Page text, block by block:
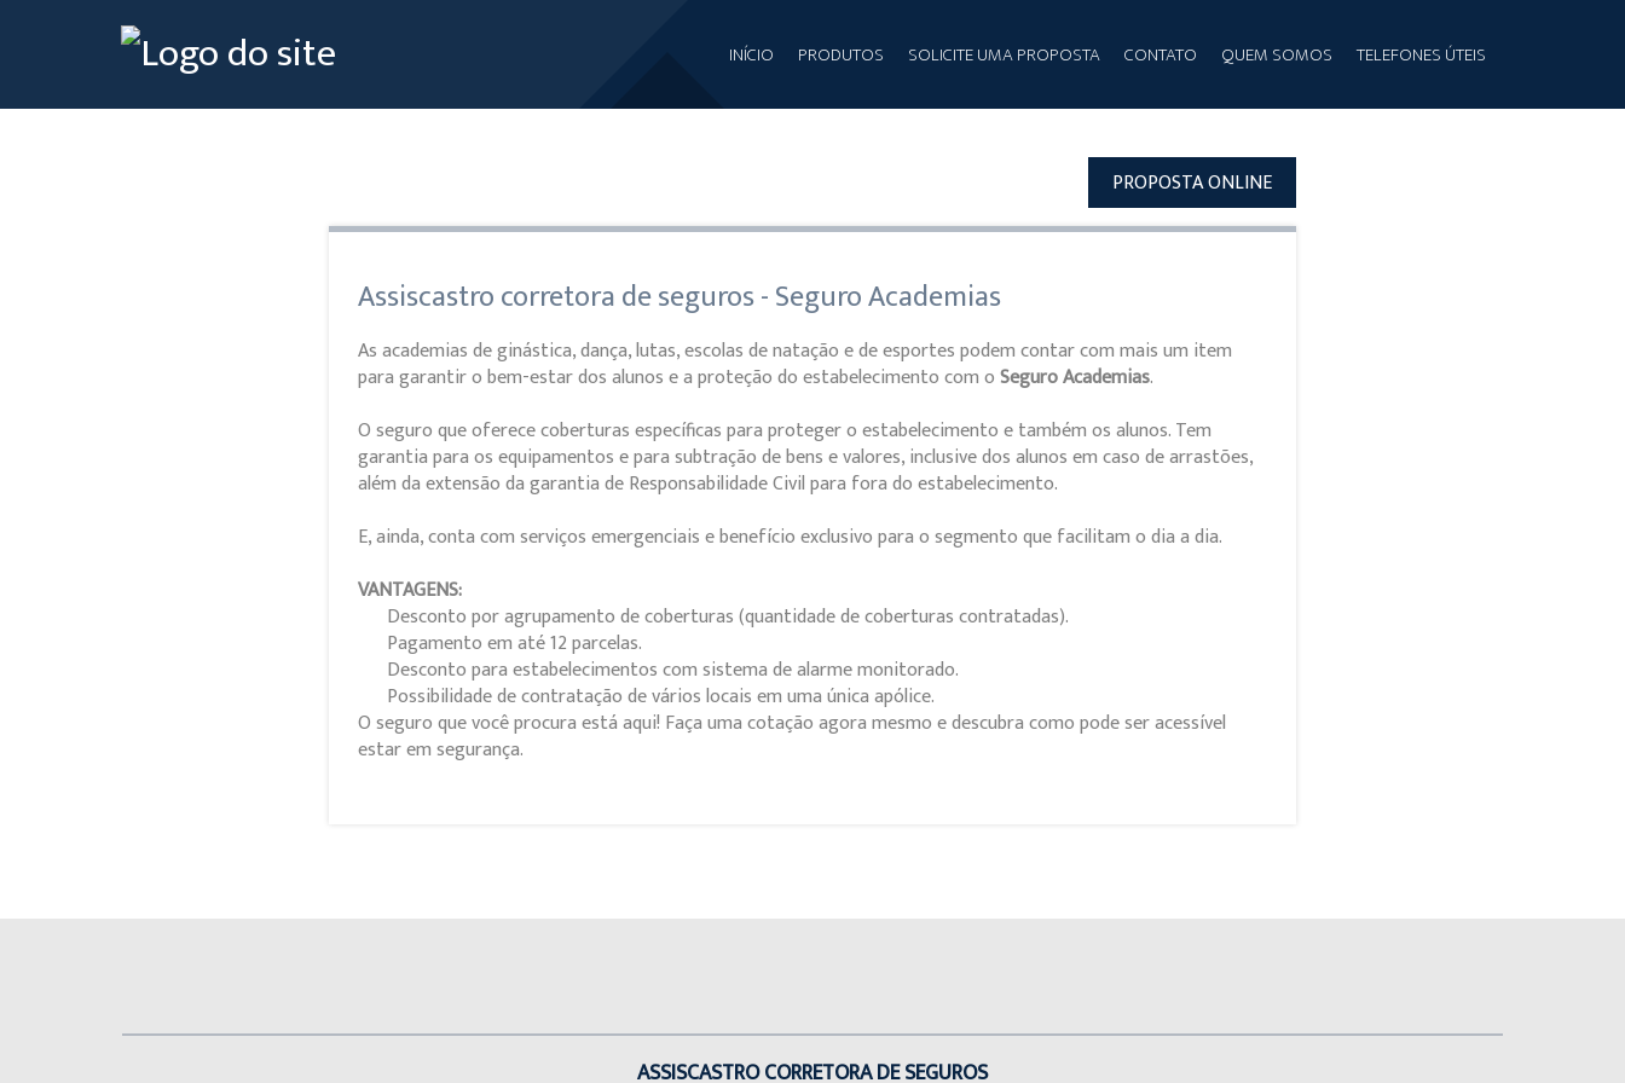
INÍCIO PRODUTOS SOLICITE UMA PROPOSTA CONTATO QUEM SOMOS TELEFONES ÚTEIS
PROPOSTA ONLINE
Assiscastro corretora de seguros - Seguro Academias
As academias de ginástica, dança, lutas, escolas de natação e de esportes podem contar com mais um item
para garantir o bem-estar dos alunos e a proteção do estabelecimento com oSeguro Academias.
O seguro que oferece coberturas específicas para proteger o estabelecimento e também os alunos. Tem
garantia para os equipamentos e para subtração de bens e valores, inclusive dos alunos em caso de arrastões,
além da extensão da garantia de Responsabilidade Civil para fora do estabelecimento.
E, ainda, conta com serviços emergenciais e benefício exclusivo para o segmento que facilitam o dia a dia.
VANTAGENS:
Desconto por agrupamento de coberturas (quantidade de coberturas contratadas).
Pagamento em até 12 parcelas.
Desconto para estabelecimentos com sistema de alarme monitorado.
Possibilidade de contratação de vários locais em uma única apólice.
O seguro que você procura está aqui! Faça uma cotação agora mesmo e descubra como pode ser acessível
estar em segurança.
ASSISCASTRO CORRETORA DE SEGUROS